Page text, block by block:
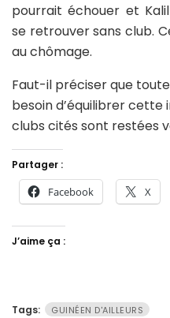
pourrait échouer et
se retrouver sans club.
au chômage.
Faut-il préciser que
besoin d’équilibrer
clubs cités sont restées
Partager :
Facebook X
J’aime ça :
Tags: GUINÉEN D'AILLEURS